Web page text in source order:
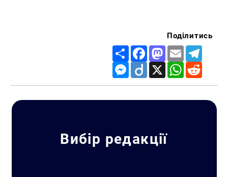
Поділитись
Share FacebookMastodon
Email
Messenger
Diigo X WhatsApp
Вибір редакції